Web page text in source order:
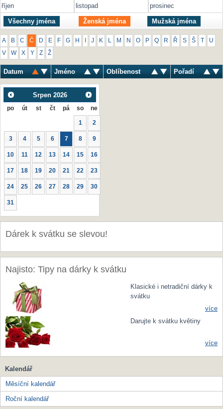
říjen
listopad prosinec
Všechny jména Ženská jména Mužská jména
A B C Č D E F G H J K M N O P Q R Ř S Š U
V W X Y Z Ž
Datum Jméno Oblíbenost Pořadí
Srpen 2026
po út st čt pá so ne
1 2
3 4 5 6 7 8 9
10 11 12 13 14 15 16
17 18 19 20 21 22 23
24 25 26 27 28 29 30
31
Dárek k svátku se slevou!
Najisto: Tipy na dárky k svátku
Klasické i netradiční dárky k
svátku
více
Darujte k svátku květiny
více
Kalendář
Měsíční kalendář
Roční kalendář